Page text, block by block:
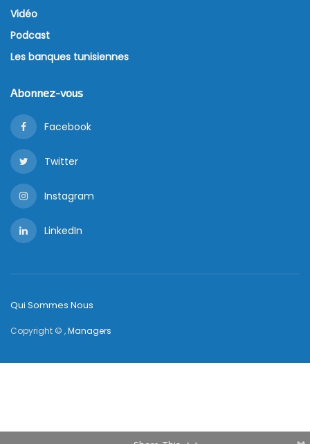
Vidéo
Podcast
Les banques tunisiennes
Abonnez-vous
Facebook
Twitter
Instagram
LinkedIn
Qui Sommes Nous
Copyright © ,Managers